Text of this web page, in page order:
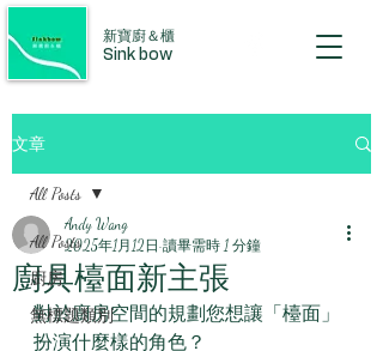
新寶廚＆櫃
Sink bow
文章
All Posts
廚房
無標題類別
All Posts
廚具檯面新主張
Andy Wang
2025年1月12日 讀畢需時 1 分鐘
對於廚房空間的規劃您想讓「檯面」
扮演什麼樣的角色？